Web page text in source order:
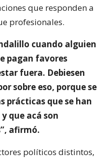
que responden a
profesionales.
cuando alguien
pagan favores
fuera. Debiesen
sobre eso, porque se
prácticas que se han
que acá son
afirmó.
políticos distintos,